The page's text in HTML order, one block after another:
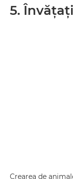
5.
Crearea de